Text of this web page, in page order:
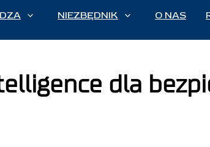
NIEZBĘDNIK O NAS
dla